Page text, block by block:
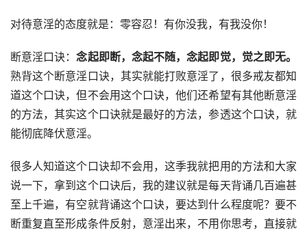
对待意淫的态度就是：零容忍！有你没我，有我没你！
断意淫口诀：念起即断，念起不随，念起即觉，觉之即无。
熟背这个断意淫口诀，其实就能打败意淫了，很多戒友都知
道这个口诀，但不会用这个口诀，他们还希望有其他断意淫
的方法，其实这个口诀就是最好的方法，参透这个口诀，就
能彻底降伏意淫。
很多人知道这个口诀却不会用，这季我就把用的方法和大家
说一下，拿到这个口诀后，我的建议就是每天背诵几百遍甚
至上千遍，有空就背诵这个口诀，要达到什么程度呢？要不
断重复直至形成条件反射，意淫出来，不用你思考，直接就